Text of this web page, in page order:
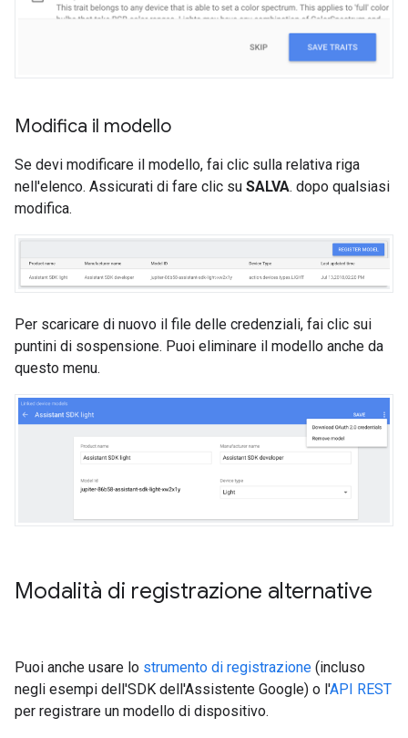
Modifica il modello
Se devi modificare il modello, fai clic sulla relativa riga
nell'elenco. Assicurati di fare clic su SALVA. dopo qualsiasi
modifica.
Per scaricare di nuovo il file delle credenziali, fai clic sui
puntini di sospensione. Puoi eliminare il modello anche da
questo menu.
Modalità di registrazione alternative
Puoi anche usare lo strumento di registrazione (incluso
negli esempi dell'SDK dell'Assistente Google) o l'API REST
per registrare un modello di dispositivo.